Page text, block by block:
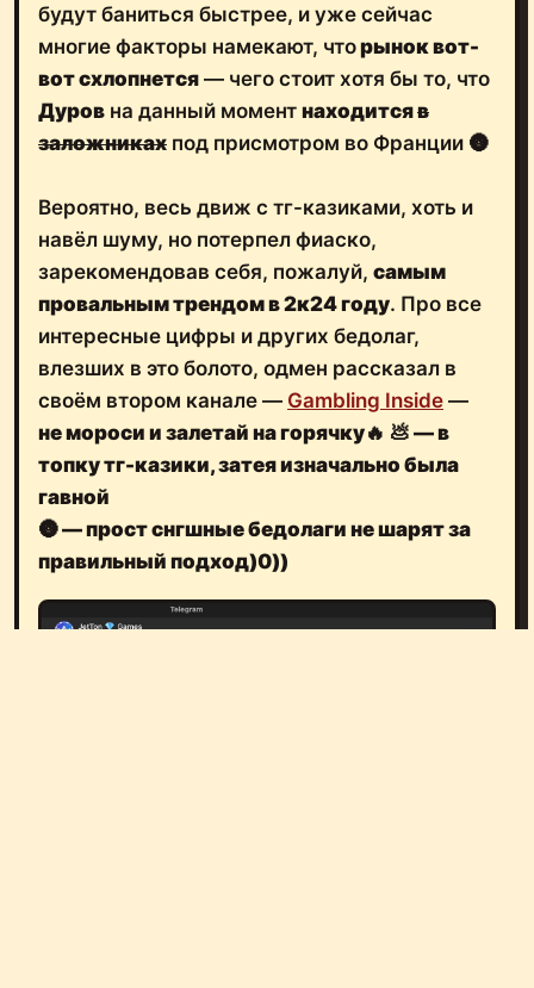
будут баниться быстрее, и уже сейчас
многие факторы намекают, чторынок вот-
вот схлопнется — чего стоит хотя бы то, что
Дуров на данный момент находитсяв
заложниках под присмотром во Франции 🌚
Вероятно, весь движ с тг-казиками, хоть и
навёл шуму, но потерпел фиаско,
зарекомендовав себя, пожалуй, самым
провальным трендом в 2к24 году. Про все
интересные цифры и других бедолаг,
влезших в это болото, одмен рассказал в
своём втором канале — Gambling Inside —
не мороси и залетай на горячку🔥 💩 — в
топку тг-казики, затея изначально была
гавной
🌚— прост снгшные бедолаги не шарят за
правильный подход)0))